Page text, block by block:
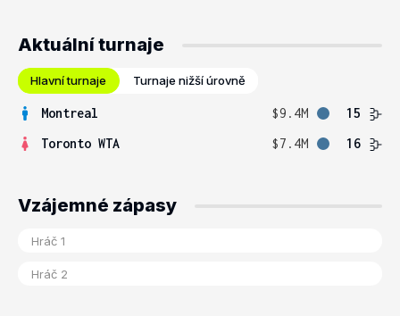
Aktuální turnaje
Hlavní turnaje Turnaje nižší úrovně
Montreal $9.4M
15
Toronto WTA
$7.4M 16
Vzájemné zápasy